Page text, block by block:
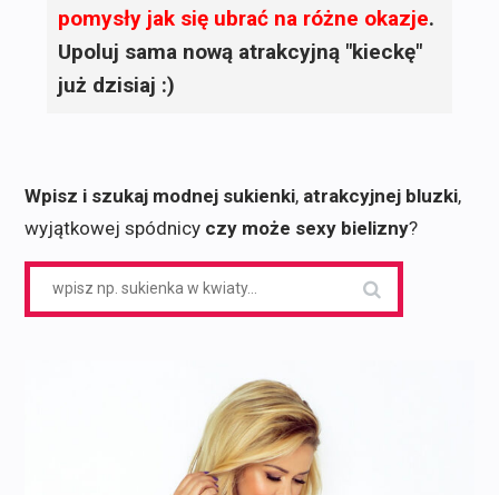
pomysły jak się ubrać na różne okazje.
Upoluj sama nową atrakcyjną "kieckę"
już dzisiaj :)
Wpisz i szukaj modnej sukienki, atrakcyjnej bluzki,
wyjątkowej spódnicy czy może sexy bielizny?